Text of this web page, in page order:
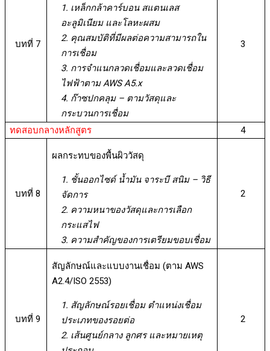
บทที่ 7
1. เหล็กกล้าคาร์บอน สแตนเลส
อะลูมิเนียม และโลหะผสม
2. คุณสมบัติที่มีผลต่อความสามารถใน
การเชื่อม
3. การจำแนกลวดเชื่อมและลวดเชื่อม
ไฟฟ้าตาม AWS A5.x
4. ก๊าซปกคลุม – ตามวัสดุและ
กระบวนการเชื่อม
3
ทดสอบกลางหลักสูตร 4
บทที่ 8
ผลกระทบของพื้นผิววัสดุ
1. ชั้นออกไซด์ น้ำมัน จาระบี สนิม – วิธี
จัดการ
2. ความหนาของวัสดุและการเลือก
กระแสไฟ
3. ความสำคัญของการเตรียมขอบเชื่อม
2
บทที่ 9
สัญลักษณ์และแบบงานเชื่อม (ตาม AWS
A2.4/ISO 2553)
1. สัญลักษณ์รอยเชื่อม ตำแหน่งเชื่อม
ประเภทของรอยต่อ
2. เส้นศูนย์กลาง ลูกศร และหมายเหตุ
2